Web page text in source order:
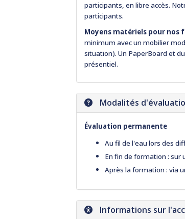
participants, en libre accès.
participants.
Moyens matériels pour nos
minimum avec un mobilier
situation). Un PaperBoard et
présentiel.
Modalités
Évaluation permanente
Au fil de l'eau lors des
En fin de formation : sur
Après la formation : via
Informations sur